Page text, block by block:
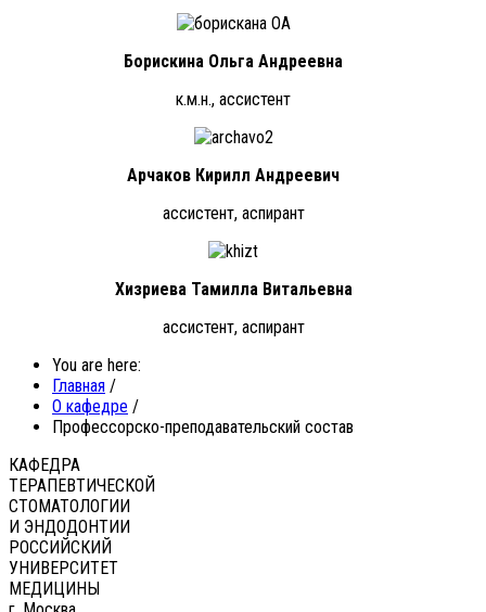
Борискина Ольга Андреевна
к.м.н., ассистент
Арчаков Кирилл Андреевич
ассистент, аспирант
Хизриева Тамилла Витальевна
ассистент, аспирант
You are here:
Главная /
О кафедре /
Профессорско-преподавательский состав
КАФЕДРА
ТЕРАПЕВТИЧЕСКОЙ
СТОМАТОЛОГИИ
И ЭНДОДОНТИИ
РОССИЙСКИЙ
УНИВЕРСИТЕТ
МЕДИЦИНЫ